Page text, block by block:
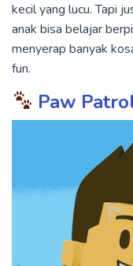
kecil yang lucu. Tapi
anak bisa belajar
menyerap banyak
fun.
Paw